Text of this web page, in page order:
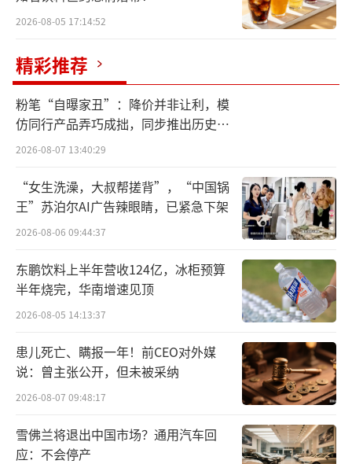
在今年公司业绩持续下滑之际，股票为何
迎来了这一波靓丽的行情？
如果非要按照价值投资的理论找原因，可
能与公司27日披露的定增事项获交易所审核通
过有关。这意味着，公司加大对咖啡行业的布
佳禾食品的本次定增从2023年开始筹划，
拟募集资金7.25亿元，主要投入到咖啡扩产建
设项目中。
2026-08-05 17:14:52
精彩推荐
粉笔“自曝家丑”：降价并非让利，模
仿同行产品弄巧成拙，同步推出历史学
员退费方案
2026-08-07 13:40:29
“女生洗澡，大叔帮搓背”，“中国锅
王”苏泊尔AI广告辣眼睛，已紧急下架
2026-08-06 09:44:37
东鹏饮料上半年营收124亿，冰柜预算
半年烧完，华南增速见顶
2026-08-05 14:13:37
患儿死亡、瞒报一年！前CEO对外媒
说：曾主张公开，但未被采纳
2026-08-07 09:48:17
雪佛兰将退出中国市场？通用汽车回
应：不会停产